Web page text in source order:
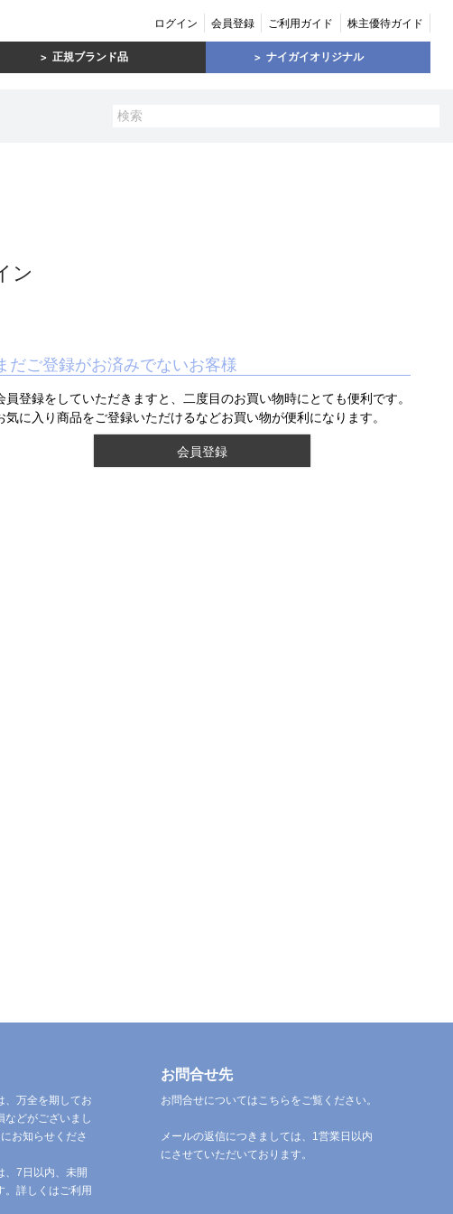
ログイン 会員登録 ご利用ガイド 株主優待ガイド
正規ブランド品 ナイガイオリジナル
ン
だご登録がお済みでないお客様
員登録をしていただきますと、二度目のお買い物時にとても便利です。
気に入り商品をご登録いただけるなどお買い物が便利になります。
会員登録
、万全を期してお
などがございまし
お知らせくださ
、7日以内、未開
。詳しくはご利用
お問合せ先
お問合せについてはこちらをご覧ください。
メールの返信につきましては、1営業日以内
にさせていただいております。